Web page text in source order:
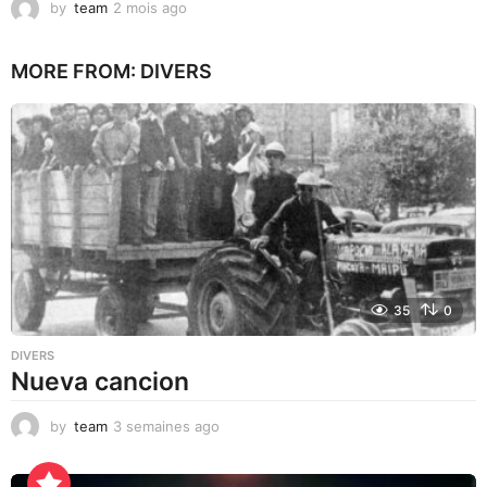
by team 2 mois ago
i
a
g
o
MORE FROM: DIVERS
35 0
DIVERS
Nueva cancion
by team 3 semaines ago